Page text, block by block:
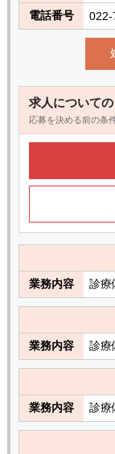
電話番号 022-
求人について
応募を決める前の条
業務内容 診療
業務内容 診療
業務内容 診療